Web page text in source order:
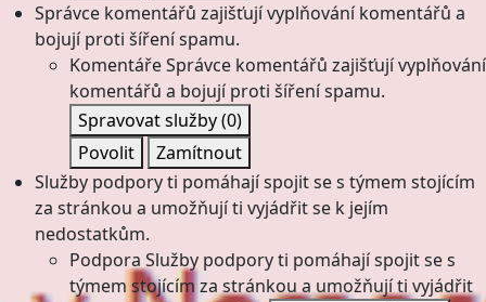
Správce komentářů zajišťují vyplňování komentářů a
bojují proti šíření spamu.
KomentářeSprávce komentářů zajišťují vyplňování
komentářů a bojují proti šíření spamu.
Spravovat služby(0)
Povolit
Zamítnout
Služby podpory ti pomáhají spojit se s týmem stojícím
za stránkou a umožňují ti vyjádřit se k jejím
nedostatkům.
Podpora Služby podpory ti pomáhají spojit se s
týmem stojícím za stránkou a umožňují ti vyjádřit